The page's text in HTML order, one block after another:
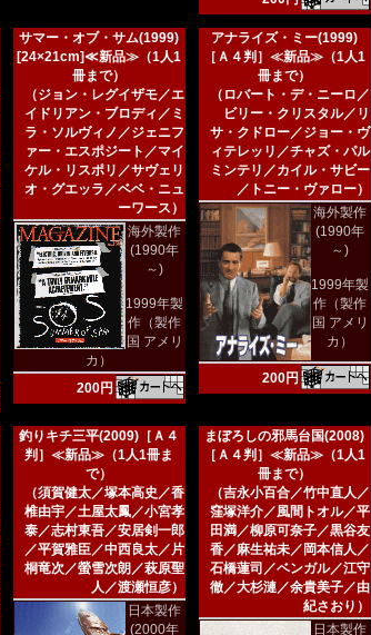
サマー・オブ・サム(1999)
[24×21cm]≪新品≫（1人1
冊まで）
（ジョン・レグイザモ／エ
イドリアン・ブロディ／ミ
ラ・ソルヴィノ／ジェニフ
ァー・エスポジート／マイ
ケル・リスポリ／サヴェリ
オ・グエッラ／ベベ・ニュ
ーワース）
海外製作
(1990年
～)
1999年製
作（製作
国 アメリ
カ）
200円
アナライズ・ミー(1999)
［Ａ４判］≪新品≫（1人1
冊まで）
（ロバート・デ・ニーロ／
ビリー・クリスタル／リ
サ・クドロー／ジョー・ヴ
ィテレッリ／チャズ・パル
ミンテリ／カイル・サビー
／トニー・ヴァロー）
海外製作
(1990年
～)
1999年製
作（製作
国 アメリ
カ）
200円
釣りキチ三平(2009)［Ａ４
判］≪新品≫（1人1冊ま
で）
（須賀健太／塚本高史／香
椎由宇／土屋太鳳／小宮孝
泰／志村東吾／安居剣一郎
／平賀雅臣／中西良太／片
桐竜次／螢雪次朗／萩原聖
人／渡瀬恒彦）
日本製作
(2000年
まぼろしの邪馬台国(2008)
［Ａ４判］≪新品≫（1人1
冊まで）
（吉永小百合／竹中直人／
窪塚洋介／風間トオル／平
田満／柳原可奈子／黒谷友
香／麻生祐未／岡本信人／
石橋蓮司／ベンガル／江守
徹／大杉漣／余貴美子／由
紀さおり）
日本製作